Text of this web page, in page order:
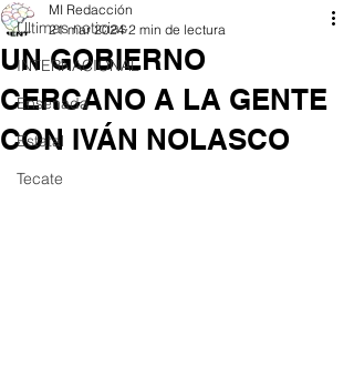
Últimas noticias
INTERNACIONAL
Ensenada
Estatal
Tecate
UN GOBIERNO
CERCANO A LA GENTE
CON IVÁN NOLASCO
MI Redacción
21 mar 2024 2 min de lectura